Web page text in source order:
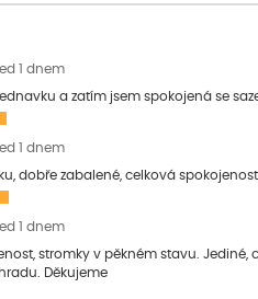
1 dnem
a zatím jsem spokojená se
1 dnem
dobře zabalené, celková spokojenost.
1 dnem
stromky v pěkném stavu.
Děkujeme